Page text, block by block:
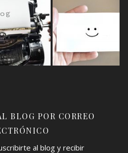
BLOG POR CORREO
al blog y recibir